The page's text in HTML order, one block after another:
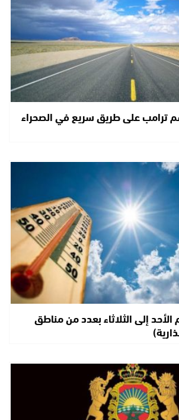
ترامب على طريق سريع في الصحراء
إلى الثلاثاء بعدد من مناطق